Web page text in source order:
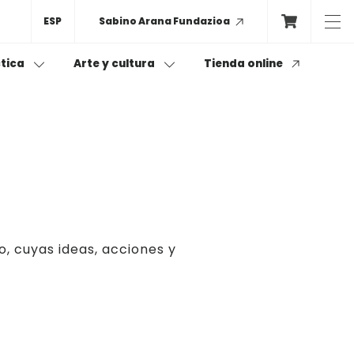
Arte y cultura
igualdad
Tienda online
ESP Sabino Arana Fundazioa
cuyas ideas, acciones y